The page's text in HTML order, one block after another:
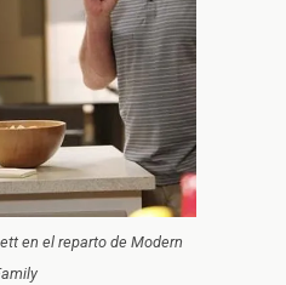
en el reparto de Modern